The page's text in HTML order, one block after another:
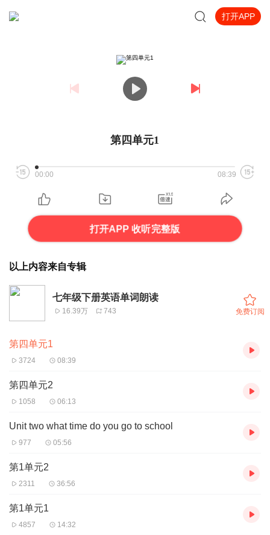
打开APP
第四单元1
00:00 08:39
打开APP 收听完整版
以上内容来自专辑
七年级下册英语单词朗读
16.39万 743 免费订阅
第四单元1
3724 08:39
第四单元2
1058 06:13
Unit two what time do you go to school
977 05:56
第1单元2
2311 36:56
第1单元1
4857 14:32